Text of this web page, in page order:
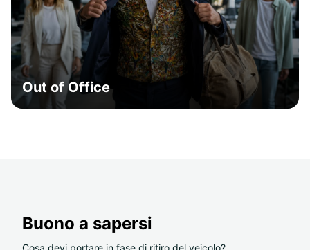
Out of Office
Buono a sapersi